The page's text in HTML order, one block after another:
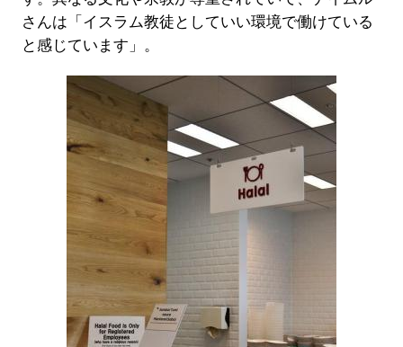
さんは「イスラム教徒としていい環境で働けている
と感じています」。